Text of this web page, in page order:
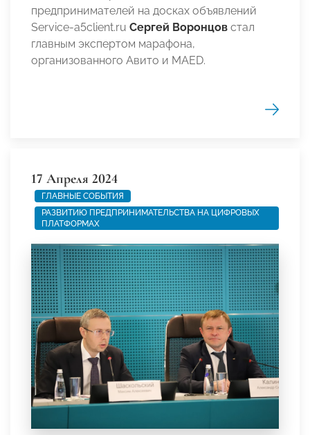
предпринимателей на досках объявлений
Service-a5client.ru Сергей Воронцов стал
главным экспертом марафона,
организованного Авито и MAED.
17 Апреля 2024
ГЛАВНЫЕ СОБЫТИЯ
РАЗВИТИЮ ПРЕДПРИНИМАТЕЛЬСТВА НА ЦИФРОВЫХ
ПЛАТФОРМАХ